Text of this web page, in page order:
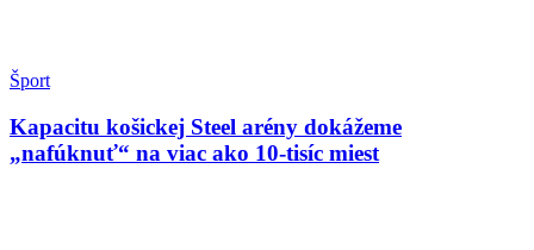
Šport
Kapacitu košickej Steel arény dokážeme
„nafúknuť“ na viac ako 10-tisíc miest